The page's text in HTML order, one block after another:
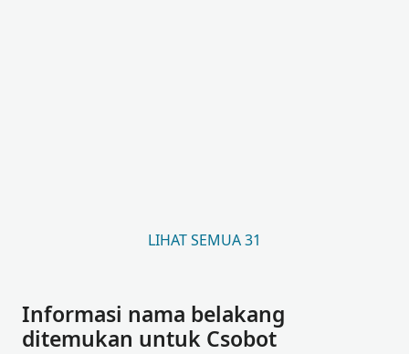
LIHAT SEMUA 31
Informasi nama belakang
ditemukan untuk Csobot